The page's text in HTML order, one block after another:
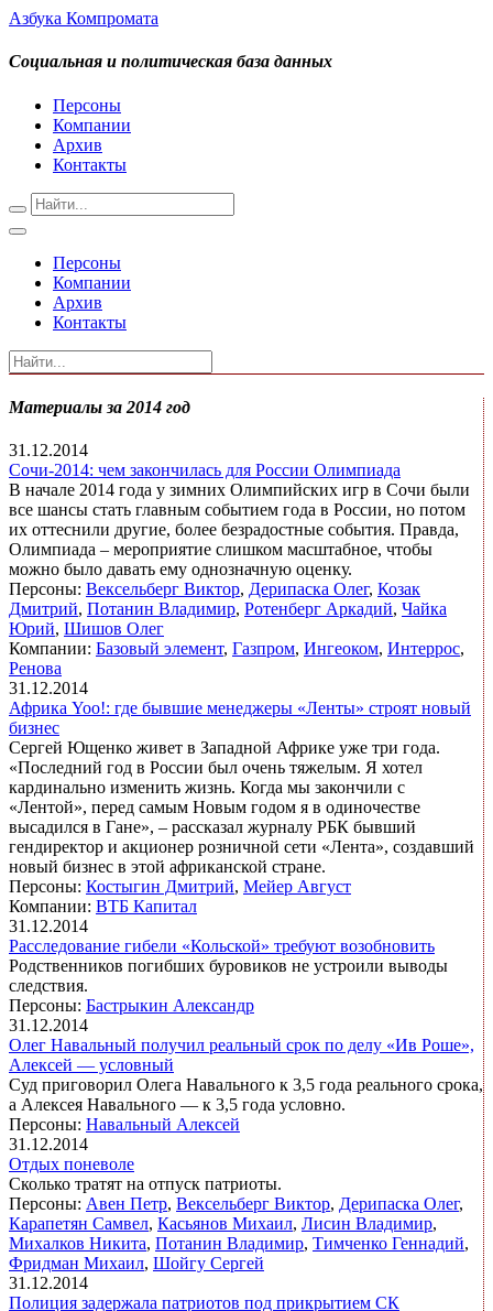
Азбука Компромата
Социальная и политическая база данных
Персоны
Компании
Архив
Контакты
Персоны
Компании
Архив
Контакты
Материалы за 2014 год
31.12.2014
Сочи-2014: чем закончилась для России Олимпиада
В начале 2014 года у зимних Олимпийских игр в Сочи были
все шансы стать главным событием года в России, но потом
их оттеснили другие, более безрадостные события. Правда,
Олимпиада – мероприятие слишком масштабное, чтобы
можно было давать ему однозначную оценку.
Персоны: Вексельберг Виктор, Дерипаска Олег, Козак
Дмитрий, Потанин Владимир, Ротенберг Аркадий, Чайка
Юрий, Шишов Олег
Компании: Базовый элемент, Газпром, Ингеоком, Интеррос,
Ренова
31.12.2014
Африка Yoo!: где бывшие менеджеры «Ленты» строят новый
бизнес
Сергей Ющенко живет в Западной Африке уже три года.
«Последний год в России был очень тяжелым. Я хотел
кардинально изменить жизнь. Когда мы закончили с
«Лентой», перед самым Новым годом я в одиночестве
высадился в Гане», – рассказал журналу РБК бывший
гендиректор и акционер розничной сети «Лента», создавший
новый бизнес в этой африканской стране.
Персоны: Костыгин Дмитрий, Мейер Август
Компании: ВТБ Капитал
31.12.2014
Расследование гибели «Кольской» требуют возобновить
Родственников погибших буровиков не устроили выводы
следствия.
Персоны: Бастрыкин Александр
31.12.2014
Олег Навальный получил реальный срок по делу «Ив Роше»,
Алексей — условный
Суд приговорил Олега Навального к 3,5 года реального срока,
а Алексея Навального — к 3,5 года условно.
Персоны: Навальный Алексей
31.12.2014
Отдых поневоле
Сколько тратят на отпуск патриоты.
Персоны: Авен Петр, Вексельберг Виктор, Дерипаска Олег,
Карапетян Самвел, Касьянов Михаил, Лисин Владимир,
Михалков Никита, Потанин Владимир, Тимченко Геннадий,
Фридман Михаил, Шойгу Сергей
31.12.2014
Полиция задержала патриотов под прикрытием СК